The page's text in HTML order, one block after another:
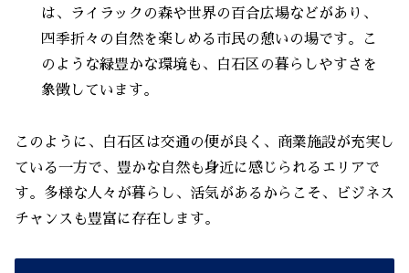
は、ライラックの森や世界の百合広場などがあり、
四季折々の自然を楽しめる市民の憩いの場です。こ
のような緑豊かな環境も、白石区の暮らしやすさを
象徴しています。
このように、白石区は交通の便が良く、商業施設が充実し
ている一方で、豊かな自然も身近に感じられるエリアで
す。多様な人々が暮らし、活気があるからこそ、ビジネス
チャンスも豊富に存在します。